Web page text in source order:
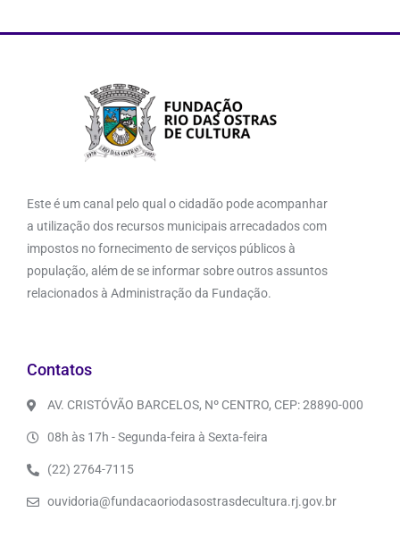
Este é um canal pelo qual o cidadão pode acompanhar
a utilização dos recursos municipais arrecadados com
impostos no fornecimento de serviços públicos à
população, além de se informar sobre outros assuntos
relacionados à Administração da Fundação.
Contatos
AV. CRISTÓVÃO BARCELOS, Nº CENTRO, CEP: 28890-000
08h às 17h - Segunda-feira à Sexta-feira
(22) 2764-7115
ouvidoria@fundacaoriodasostrasdecultura.rj.gov.br